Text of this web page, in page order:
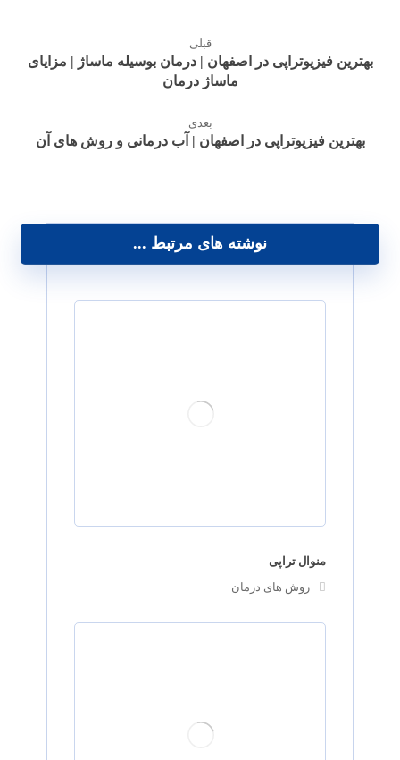
قبلی
بهترین فیزیوتراپی در اصفهان | درمان بوسیله ماساژ | مزایای
ماساژ درمان
بعدی
بهترین فیزیوتراپی در اصفهان | آب درمانی و روش های آن
نوشته های مرتبط ...
منوال تراپی
روش های درمان